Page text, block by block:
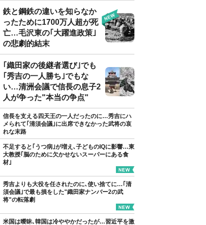
鉄と鋼鉄の違いを知らなか
ったために1700万人超が死
亡…毛沢東の｢大躍進政策｣
の悲劇的結末
｢織田家の後継者選び｣でも
｢秀吉の一人勝ち｣でもな
い…清洲会議で信長の息子2
人が争った"本当の争点"
信長を支える四天王の一人だったのに…秀吉にハ
メられて｢清須会議｣に出席できなかった武将の哀
れな末路
不足すると｢うつ病｣が増え､子どものIQに影響…東
大教授｢脳のために欠かせないスーパーにある食
材｣
秀吉よりも大役を任されたのに､使い捨てに…｢清
須会議｣で最も損をした"織田家ナンバー2の武
将"の転落劇
米国は曖昧､韓国は冷ややかだったが…習近平を激